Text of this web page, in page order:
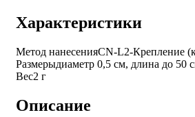
Характеристики
Метод нанесенияCN-L2-Крепление
Размерыдиаметр 0,5 см, длина до 50
Вес2 г
Описание